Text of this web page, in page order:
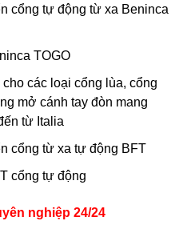
cổng tự động từ xa Beninca
TOGO
các loại cổng lùa, cổng
mở cánh tay đòn mang
từ Italia
cổng từ xa tự động BFT
cổng tự động
nghiệp 24/24